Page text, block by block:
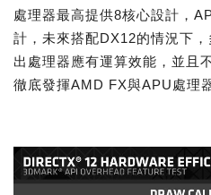
處理器最高提供8核心設計，
計，未來搭配DX12的情況下
出處理器應有運算效能，並且
徹底發揮AMD FX與APU處理